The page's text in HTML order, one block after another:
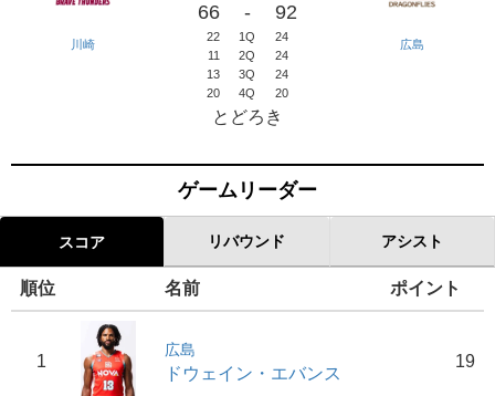
川崎
66 - 92
22 1Q
24
11
2Q
24
13
3Q
24
20
4Q 20
とどろき
広島
ゲームリーダー
スコア リバウンド アシスト
順位 名前 ポイント
1
広島
ドウェイン・エバンス
19